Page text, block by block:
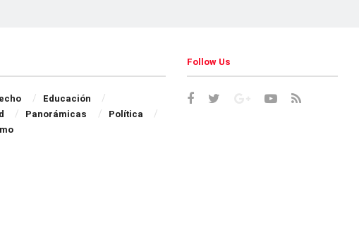
Educación
Panorámicas
Política
Follow Us